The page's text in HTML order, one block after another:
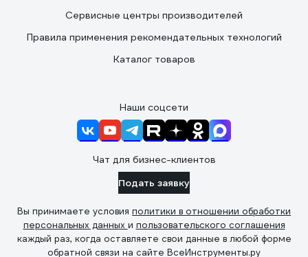
Сервисные центры производителей
Правила применения рекомендательных технологий
Каталог товаров
Наши соцсети
Чат для бизнес-клиентов
Подать заявку
Вы принимаете условия политики в отношении обработки
персональных данных и пользовательского соглашения
каждый раз, когда оставляете свои данные в любой форме
обратной связи на сайте ВсеИнструменты.ру